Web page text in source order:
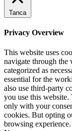
Tanca
Privacy Overview
This website uses
navigate through the
categorized as
essential for the
also use third-party
you use this
only with your
cookies. But opting
browsing experience.